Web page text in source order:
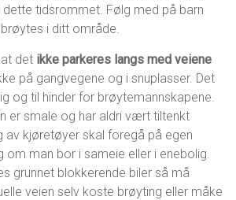
tidsrommet. Følg med på barn
i ditt område.
det ikke parkeres langs med veiene
på gangvegene og i snuplasser. Det
og til hinder for brøytemannskapene.
er smale og har aldri vært tiltenkt
av kjøretøyer skal foregå på egen
om man bor i sameie eller i enebolig.
grunnet blokkerende biler så må
veien selv koste brøyting eller måke